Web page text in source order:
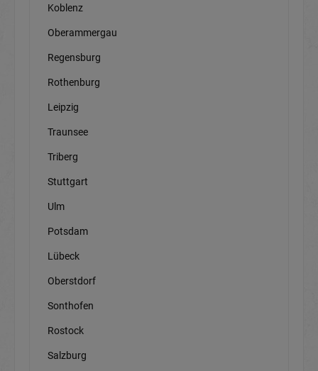
Koblenz
Oberammergau
Regensburg
Rothenburg
Leipzig
Traunsee
Triberg
Stuttgart
Ulm
Potsdam
Lübeck
Oberstdorf
Sonthofen
Rostock
Salzburg